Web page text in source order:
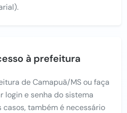
à prefeitura
de Camapuã/MS ou faça
login e senha do sistema
casos, também é necessário